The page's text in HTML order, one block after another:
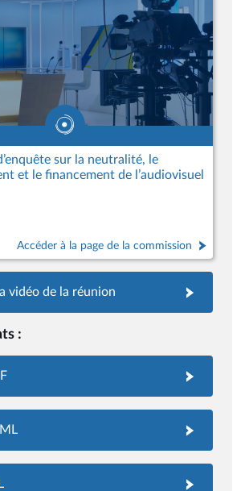
sur la neutralité, le
et le financement de l’audiovisuel
Accéder à la page de la commission
vidéo de la réunion
: